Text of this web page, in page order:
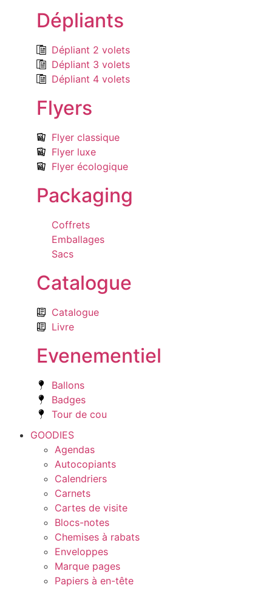
Dépliants
Dépliant 2 volets
Dépliant 3 volets
Dépliant 4 volets
Flyers
Flyer classique
Flyer luxe
Flyer écologique
Packaging
Coffrets
Emballages
Sacs
Catalogue
Catalogue
Livre
Evenementiel
Ballons
Badges
Tour de cou
GOODIES
Agendas
Autocopiants
Calendriers
Carnets
Cartes de visite
Blocs-notes
Chemises à rabats
Enveloppes
Marque pages
Papiers à en-tête